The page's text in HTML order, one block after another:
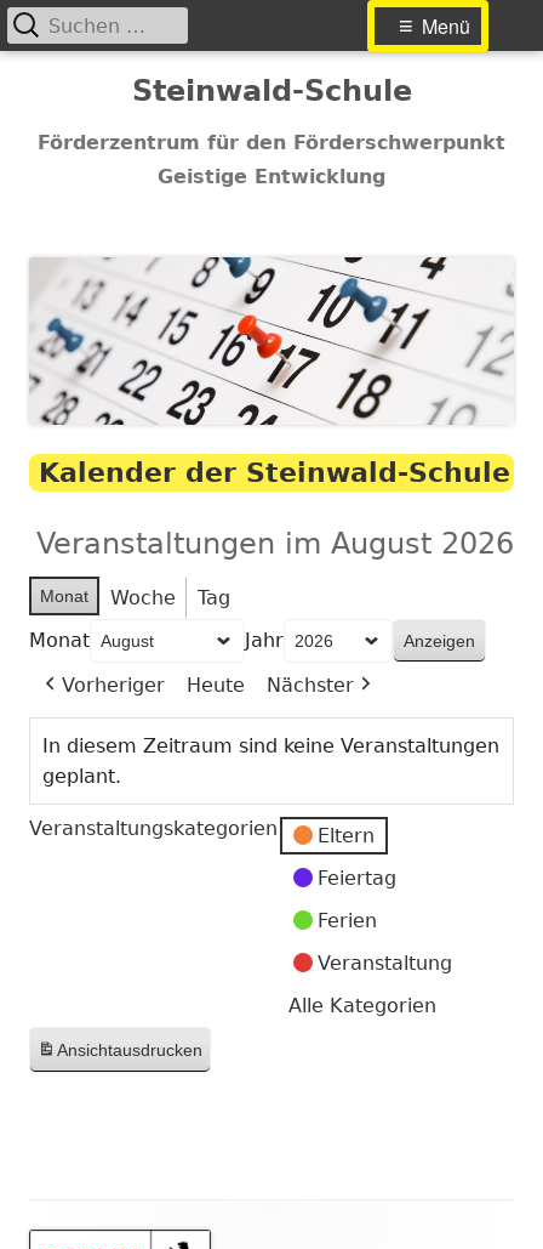
Inhalt
Steinwald-Schule
Förderzentrum für den Förderschwerpunkt
Geistige Entwicklung
Primäres
Menü
Suchen
nach:
Kalender der Steinwald-Schule
Veranstaltungen im August 2026
Monat Woche
Tag
Monat
Jahr
Vorheriger
Heute Nächster
In diesem Zeitraum sind keine Veranstaltungen
geplant.
Veranstaltungskategorien
Eltern
Feiertag
Ferien
Veranstaltung
Alle Kategorien
Ansichtausdrucken